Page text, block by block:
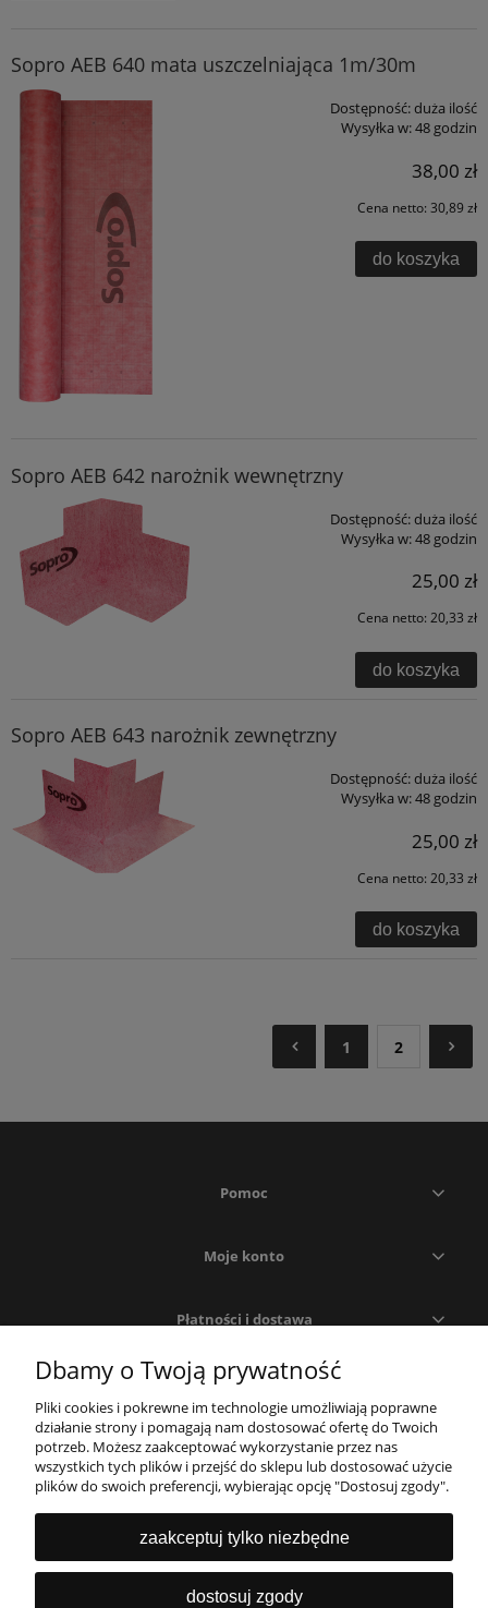
Sopro AEB 640 mata uszczelniająca 1m/30m
Dostępność:duża ilość
Wysyłka w:48 godzin
38,00 zł
Cena netto: 30,89 zł
do koszyka
Sopro AEB 642 narożnik wewnętrzny
Dostępność:duża ilość
Wysyłka w:48 godzin
25,00 zł
Cena netto: 20,33 zł
do koszyka
Sopro AEB 643 narożnik zewnętrzny
Dostępność:duża ilość
Wysyłka w:48 godzin
25,00 zł
Cena netto: 20,33 zł
do koszyka
1 2
Pomoc
Moje konto
Płatności i dostawa
O nas
W przypadku pytań lub wątpliwości jesteśmy do
Dbamy o Twoją prywatność
Pliki cookies i pokrewne im technologie umożliwiają poprawne
działanie strony i pomagają nam dostosować ofertę do Twoich
potrzeb. Możesz zaakceptować wykorzystanie przez nas
wszystkich tych plików i przejść do sklepu lub dostosować użycie
plików do swoich preferencji, wybierając opcję "Dostosuj zgody".
zaakceptuj tylko niezbędne
dostosuj zgody